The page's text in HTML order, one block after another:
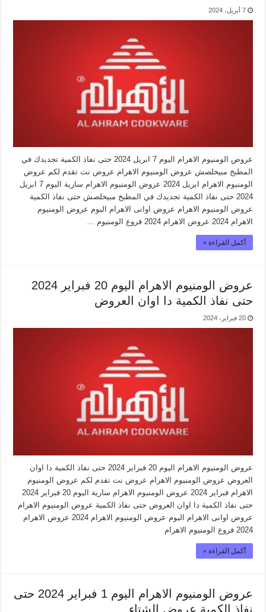
7 أبريل، 2024
عروض الومنيوم الاهرام اليوم 7 ابريل 2024 حتى نفاذ الكمية تجديدك في
المطبخ مبيخلصش عروض الومنيوم الاهرام عروض نت تقدم لكم عروض
الومنيوم الاهرام ابريل 2024 عروض الومنيوم الاهرام سارية اليوم 7 ابريل
2024 حتى نفاذ الكمية تجديدك في المطبخ مبيخلصش حتى نفاذ الكمية
عروض الومنيوم الاهرام عروض اوانى الاهرام اليوم عروض الومنيوم
الاهرام 2024 عروض الاهرام 2024 فروع الومنيوم …
أكمل القراءة »
عروض الومنيوم الاهرام اليوم 20 فبراير 2024
حتى نفاذ الكمية دا اوان العروض
20 فبراير، 2024
عروض الومنيوم الاهرام اليوم 20 فبراير 2024 حتى نفاذ الكمية دا اوان
العروض عروض الومنيوم الاهرام عروض نت تقدم لكم عروض الومنيوم
الاهرام فبراير 2024 عروض الومنيوم الاهرام سارية اليوم 20 فبراير 2024
حتى نفاذ الكمية دا اوان العروض حتى نفاذ الكمية عروض الومنيوم الاهرام
عروض اوانى الاهرام اليوم عروض الومنيوم الاهرام 2024 عروض الاهرام
2024 فروع الومنيوم الاهرام
أكمل القراءة »
عروض الومنيوم الاهرام اليوم 1 فبراير 2024 حتى
نفاذ الكمية عروض الشتاء